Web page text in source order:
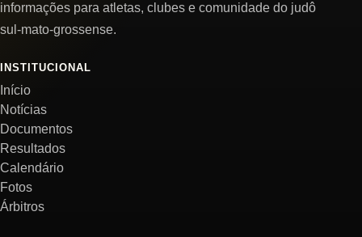
informações para atletas, clubes e comunidade do judô
sul-mato-grossense.
INSTITUCIONAL
Início
Notícias
Documentos
Resultados
Calendário
Fotos
Árbitros